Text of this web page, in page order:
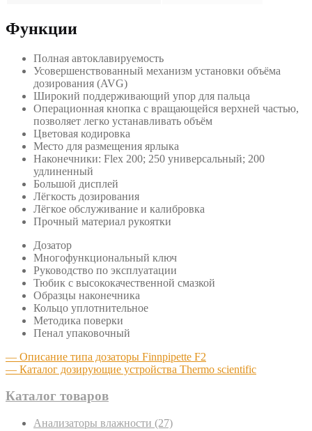
Функции
Полная автоклавируемость
Усовершенствованный механизм установки объёма
дозирования (AVG)
Широкий поддерживающий упор для пальца
Операционная кнопка с вращающейся верхней частью,
позволяет легко устанавливать объём
Цветовая кодировка
Место для размещения ярлыка
Наконечники: Flex 200; 250 универсальный; 200
удлиненный
Большой дисплей
Лёгкость дозирования
Лёгкое обслуживание и калибровка
Прочный материал рукоятки
Дозатор
Многофункциональный ключ
Руководство по эксплуатации
Тюбик с высококачественной смазкой
Образцы наконечника
Кольцо уплотнительное
Методика поверки
Пенал упаковочный
— Описание типа дозаторы Finnpipette F2
— Каталог дозирующие устройства Thermo scientific
Каталог товаров
Анализаторы влажности (27)